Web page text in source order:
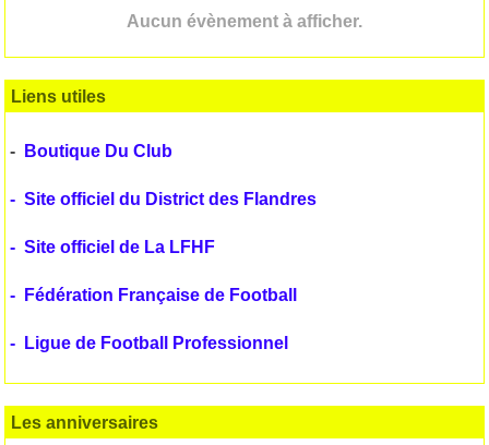
Aucun évènement à afficher.
Liens utiles
- Boutique Du Club
- Site officiel du District des Flandres
- Site officiel de La LFHF
- Fédération Française de Football
- Ligue de Football Professionnel
Les anniversaires